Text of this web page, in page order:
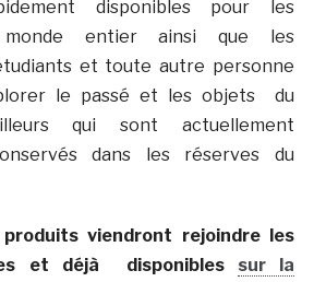
disponibles pour les
monde entier ainsi que les
et toute autre personne
le passé et les objets du
qui sont actuellement
dans les réserves du
viendront rejoindre les
et déjà disponibles sur la